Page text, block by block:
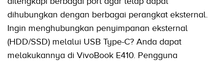
dihubungkan dengan berbagai perangkat eksternal.
Ingin menghubungkan penyimpanan eksternal
(HDD/SSD) melalui USB Type-C? Anda dapat
melakukannya di VivoBook E410. Pengguna